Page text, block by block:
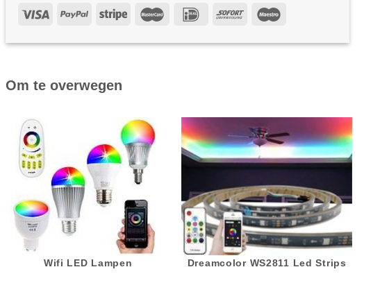
Om te overwegen
Wifi LED Lampen Dreamcolor WS2811 Led Strips